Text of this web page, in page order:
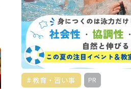
教育・習い事 PR